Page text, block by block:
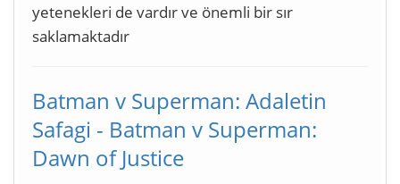
yetenekleri de vardır ve önemli bir sır
saklamaktadır
Batman v Superman: Adaletin
Safagi - Batman v Superman:
Dawn of Justice